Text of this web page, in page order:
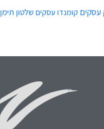
עסקים קומנדו עסקים שלטון תימן